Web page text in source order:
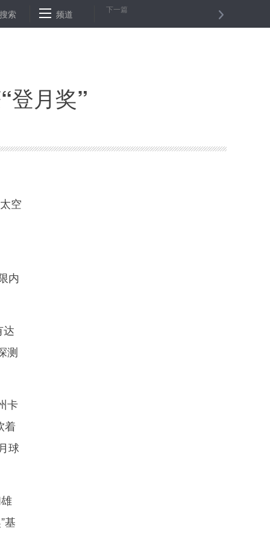
政公用服务 韩正：坚持从实际出发解决突出问题 以市场主体评
搜索 频道 下一篇
登月奖”
空
内
达
测
卡
着
球
基